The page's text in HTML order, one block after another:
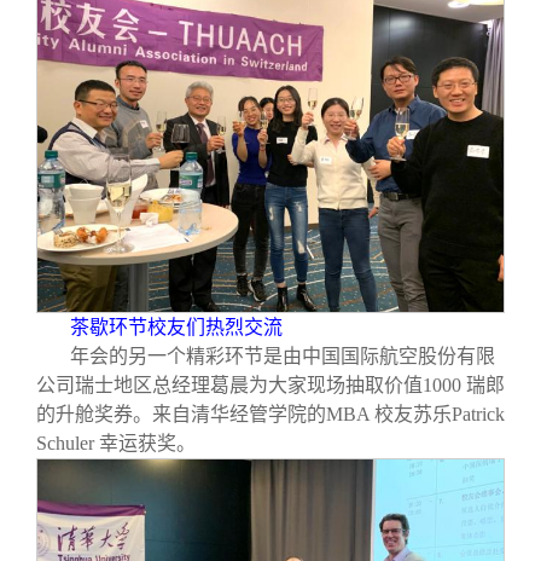
茶歇环节校友们热烈交流
年会的另一个精彩环节是由中国国际航空股份有限
公司瑞士地区总经理葛晨为大家现场抽取价值1000 瑞郎
的升舱奖券。来自清华经管学院的MBA 校友苏乐Patrick
Schuler 幸运获奖。